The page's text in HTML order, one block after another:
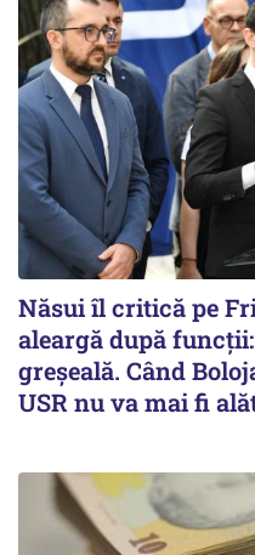
Năsui îl critică pe
aleargă după
greșeală. Când
USR nu va mai fi